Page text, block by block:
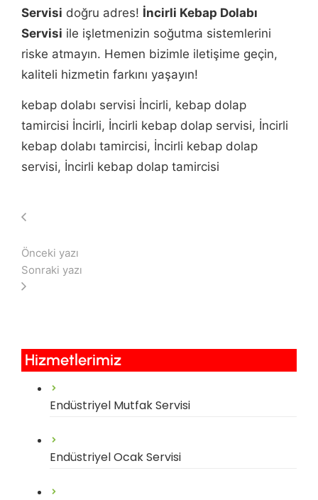
Servisi doğru adres! İncirli Kebap Dolabı
Servisi ile işletmenizin soğutma sistemlerini
riske atmayın. Hemen bizimle iletişime geçin,
kaliteli hizmetin farkını yaşayın!
kebap dolabı servisi İncirli, kebap dolap
tamircisi İncirli, İncirli kebap dolap servisi, İncirli
kebap dolabı tamircisi, İncirli kebap dolap
servisi, İncirli kebap dolap tamircisi
Önceki yazı
Sonraki yazı
Hizmetlerimiz​
Endüstriyel Mutfak Servisi
Endüstriyel Ocak Servisi